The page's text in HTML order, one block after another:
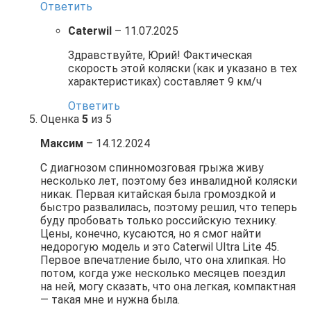
Ответить
Caterwil – 11.07.2025
Здравствуйте, Юрий! Фактическая
скорость этой коляски (как и указано в тех
характеристиках) составляет 9 км/ч
Ответить
Оценка 5 из 5
Максим – 14.12.2024
С диагнозом спинномозговая грыжа живу
несколько лет, поэтому без инвалидной коляски
никак. Первая китайская была громоздкой и
быстро развалилась, поэтому решил, что теперь
буду пробовать только российскую технику.
Цены, конечно, кусаются, но я смог найти
недорогую модель и это Caterwil Ultra Lite 45.
Первое впечатление было, что она хлипкая. Но
потом, когда уже несколько месяцев поездил
на ней, могу сказать, что она легкая, компактная
— такая мне и нужна была.